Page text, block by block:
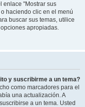
enlace "Mostrar sus
haciendo clic en el menú
buscar sus temas, utilice
apropiadas.
y suscribirme a un tema?
como marcadores para el
una actualización. A
a un tema. Usted